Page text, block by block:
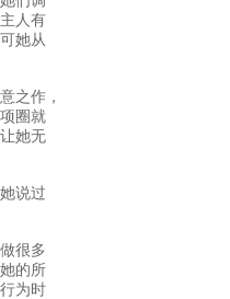
人有
她从
之作，
圈就
她无
说过
很多
的所
为时